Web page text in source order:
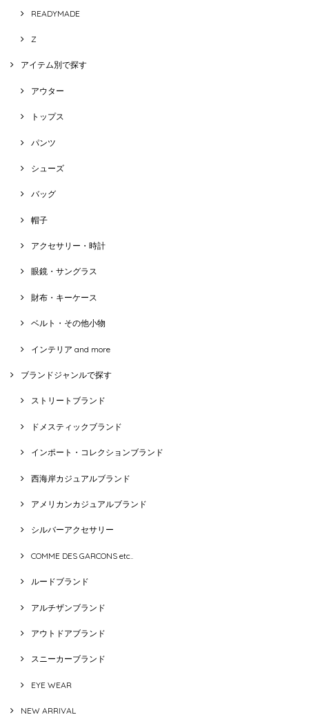
READYMADE
Z
アイテム別で探す
アウター
トップス
パンツ
シューズ
バッグ
帽子
アクセサリー・時計
眼鏡・サングラス
財布・キーケース
ベルト・その他小物
インテリア and more
ブランドジャンルで探す
ストリートブランド
ドメスティックブランド
インポート・コレクションブランド
西海岸カジュアルブランド
アメリカンカジュアルブランド
シルバーアクセサリー
COMME DES GARCONS etc..
ルードブランド
アルチザンブランド
アウトドアブランド
スニーカーブランド
EYE WEAR
NEW ARRIVAL